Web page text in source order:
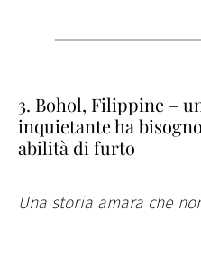
3. Bohol, Filippine –
inquietante ha
abilità di furto
Una storia amara che